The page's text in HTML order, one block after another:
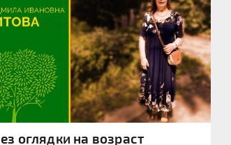
оглядки на возраст